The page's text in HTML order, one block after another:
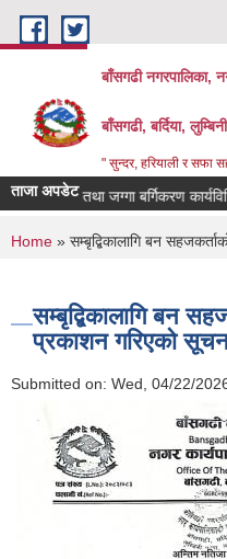
Skip to main content
बाँसगढी नगरपालिका,
बाँसगढी, बर्दिया,
" सुन्दर, हरियाली र सफा
ताजा अपडेट
भूउपयोग तथा जग्गा बर्गिकरण
You are here
Home » सम्बृद्बिकालागि बन
सम्बृद्बिकालागि बन
प्रकाशन गरिएको
Submitted on: Wed, 04/22/